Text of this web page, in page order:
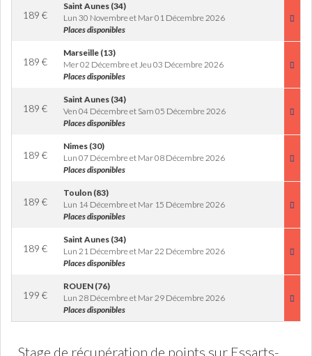
189 €
Saint Aunes (34)
Lun 30 Novembre et Mar 01 Décembre 2026
Places disponibles
189 €
Marseille (13)
Mer 02 Décembre et Jeu 03 Décembre 2026
Places disponibles
189 €
Saint Aunes (34)
Ven 04 Décembre et Sam 05 Décembre 2026
Places disponibles
189 €
Nimes (30)
Lun 07 Décembre et Mar 08 Décembre 2026
Places disponibles
189 €
Toulon (83)
Lun 14 Décembre et Mar 15 Décembre 2026
Places disponibles
189 €
Saint Aunes (34)
Lun 21 Décembre et Mar 22 Décembre 2026
Places disponibles
199 €
ROUEN (76)
Lun 28 Décembre et Mar 29 Décembre 2026
Places disponibles
Stage de récupération de points sur Essarts-